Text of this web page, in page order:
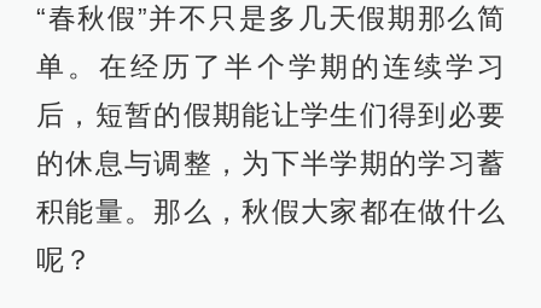
“春秋假”并不只是多几天假期那么简
单。在经历了半个学期的连续学习
后，短暂的假期能让学生们得到必要
的休息与调整，为下半学期的学习蓄
积能量。那么，秋假大家都在做什么
呢？